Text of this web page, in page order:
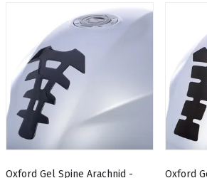
Oxford Gel Spine Arachnid -
Oxford